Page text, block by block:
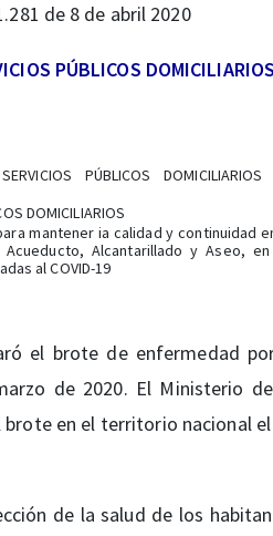
de 8 de abril 2020
PÚBLICOS DOMICILIARIOS
PÚBLICOS DOMICILIARIOS
DOMICILIARIOS
mantener ia calidad y continuidad
Alcantarillado y Aseo,
al COVID-19
el brote de enfermedad
de 2020. El Ministerio
en el territorio nacional
de la salud de los